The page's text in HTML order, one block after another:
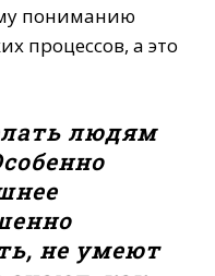
пониманию
процессов, а это
людям
не умеют